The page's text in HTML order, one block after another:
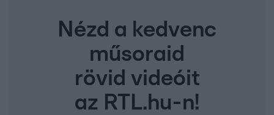
Nézd a kedvenc
műsoraid
rövid videóit
az RTL.hu-n!